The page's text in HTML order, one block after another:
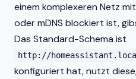
einem komplexeren Netz
oder mDNS blockiert ist,
Das Standard-Schema ist
http://
konfiguriert hat, nutzt